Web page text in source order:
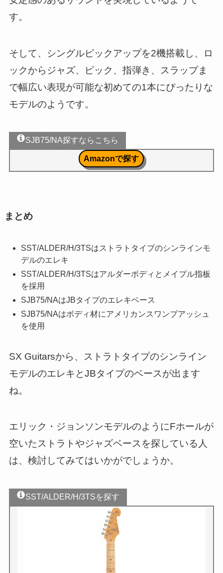
す。
そして、シングルピックアップを2機搭載し、ロ
ックからジャズ、ピック、指弾き、スラップま
で幅広い表現が可能な初めての1本にぴったりな
モデルのようです。
SJB75/NA探すならこちら
Amazonで探す
まとめ
SST/ALDER/H/3TSはストラトタイプのシンラインモ
デルのエレキ
SST/ALDER/H/3TSはアルダーボディとメイプル指板
を採用
SJB75/NAはJBタイプのエレキベース
SJB75/NAはボディ材にアメリカンスワンプアッシュ
を使用
SX Guitarsから、ストラトタイプのシンライン
モデルのエレキとJBタイプのベースが出ます
ね。
エリック・ジョンソンモデルのようにFホールが
空いたストラトやジャズベースを探している人
は、検討してみてはいかがでしょうか。
SST/ALDER/H/3TSを探す